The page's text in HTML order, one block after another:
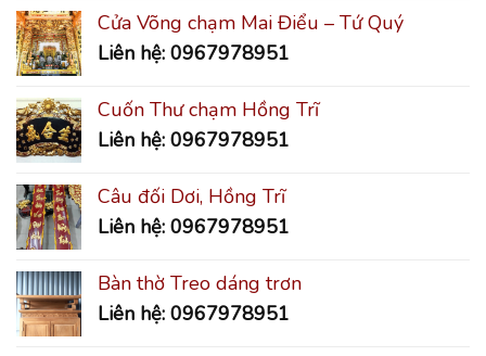
Cửa Võng chạm Mai Điểu – Tứ Quý
Liên hệ: 0967978951
Cuốn Thư chạm Hồng Trĩ
Liên hệ: 0967978951
Câu đối Dơi, Hồng Trĩ
Liên hệ: 0967978951
Bàn thờ Treo dáng trơn
Liên hệ: 0967978951